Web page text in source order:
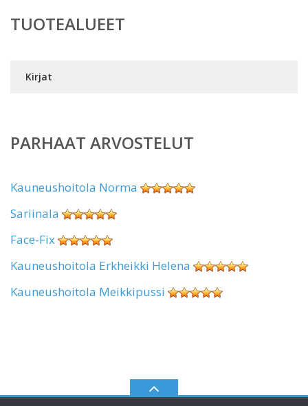
TUOTEALUEET
Kirjat
PARHAAT ARVOSTELUT
Kauneushoitola Norma
Sariinala
Face-Fix
Kauneushoitola Erkheikki Helena
Kauneushoitola Meikkipussi